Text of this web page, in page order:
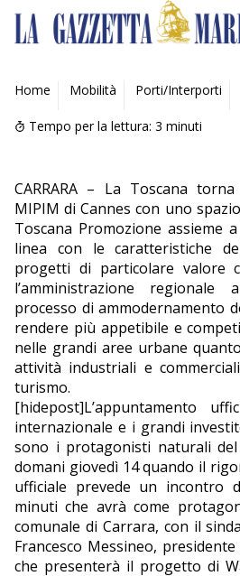
AMBIENTE
MOBILITÀ
RICERCA
ECONOMIA
TURISMO
CULTURA
NAUTICA
EDITORIALI
Home Mobilità Porti/Interporti
Tempo per la lettura: 3 minuti
CARRARA – La Toscana
MIPIM di Cannes con uno
Toscana Promozione assieme
linea con le caratteristiche
progetti di particolare valore
l’amministrazione
processo di ammodernamento
rendere più appetibile e
nelle grandi aree urbane
attività industriali e
turismo.
[hidepost]L’appuntamento
internazionale e i grandi
sono i protagonisti naturali
domani giovedì 14 quando il
ufficiale prevede un incontro
minuti che avrà come
comunale di Carrara, con il
Francesco Messineo,
che presenterà il progetto di